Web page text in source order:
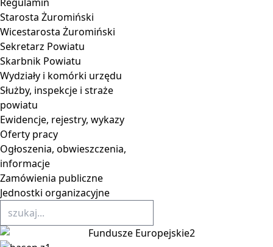
Starosta Żuromiński
Wicestarosta Żuromiński
Sekretarz Powiatu
Skarbnik Powiatu
Wydziały i komórki urzędu
Służby, inspekcje i straże
powiatu
Ewidencje, rejestry, wykazy
Oferty pracy
Ogłoszenia, obwieszczenia,
informacje
Zamówienia publiczne
Jednostki organizacyjne